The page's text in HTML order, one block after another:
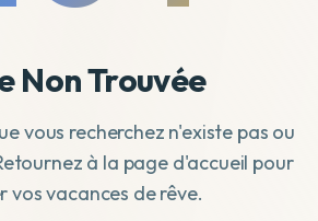
Non Trouvée
vous recherchez n'existe pas ou
à la page d'accueil pour
vos vacances de rêve.